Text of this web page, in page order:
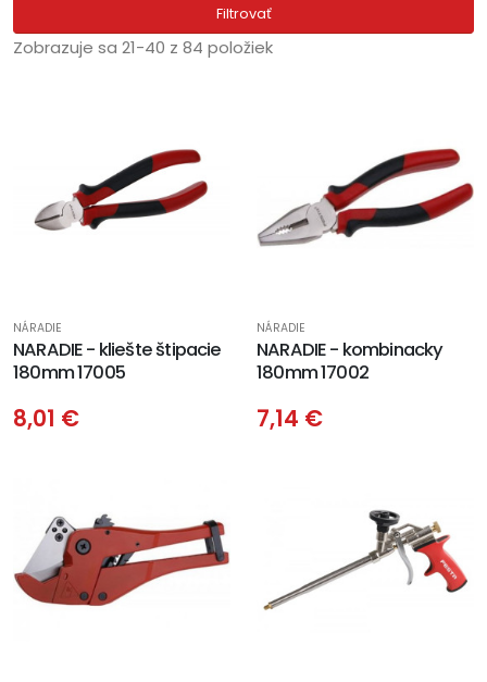
Filtrovať
Zobrazuje sa 21-40 z 84 položiek
NÁRADIE
NARADIE - kliešte štipacie
180mm 17005
8,01 €
NÁRADIE
NARADIE - kombinacky
180mm 17002
7,14 €